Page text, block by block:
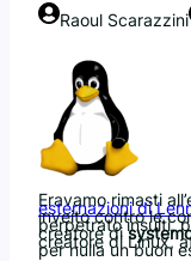
Raoul Scarazzini
Eravamo rimasti
esternazioni di
inveito contro le
perpetrato insulti,
creatore di
creatore di Linux,
per nulla un buon